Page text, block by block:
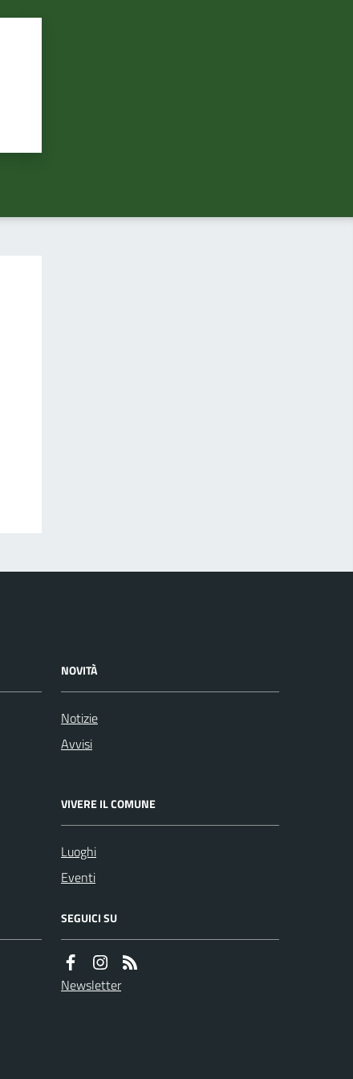
NOVITÀ
Notizie
Avvisi
VIVERE IL COMUNE
Luoghi
Eventi
SEGUICI SU
Newsletter